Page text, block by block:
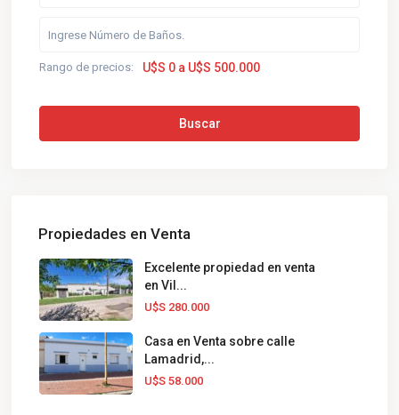
Rango de precios: U$S 0 a U$S 500.000
Buscar
Propiedades en Venta
Excelente propiedad en venta
en Vil...
U$S 280.000
Casa en Venta sobre calle
Lamadrid,...
U$S 58.000